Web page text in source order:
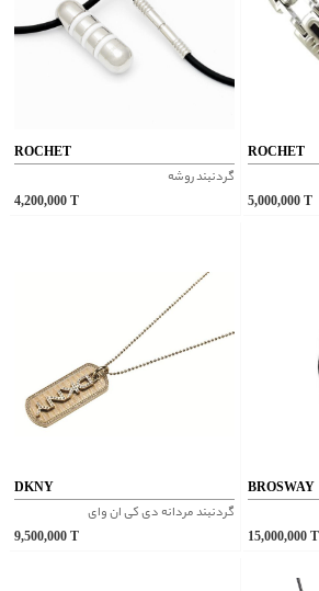
ROCHET
گردنبند روشه
4,200,000
ROCHET
5,000,000
DKNY
گردنبند مردانه دی کی ان وای
9,500,000 15,000,000